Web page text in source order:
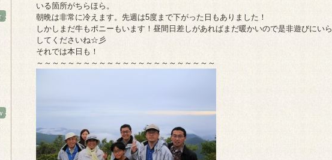
いる箇所がちらほら。
朝晩は非常に冷えます。先週は5度まで下がった日もありました！
しかしまだ牛もポニーもいます！昼間日差しがあればまだ暖かいので是非遊びにいら
してくださいね☆彡
それでは本日も！
～～～～～～～～～～～～～～～～～～～～～～～